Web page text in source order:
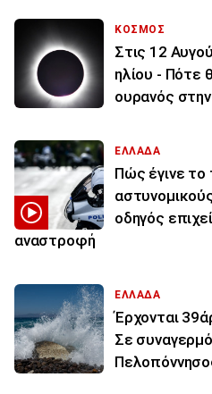
ΚΟΣΜΟΣ
Στις 12
ηλίου - Πότε
ουρανός
ΕΛΛΑΔΑ
Πώς έγινε το
οδηγός
αναστροφή
ΕΛΛΑΔΑ
Έρχονται
Σε